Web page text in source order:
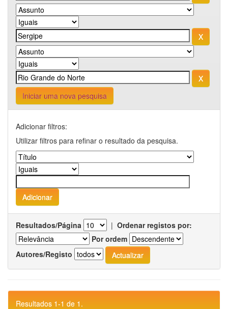
Iniciar uma nova pesquisa
Adicionar filtros:
Utilizar filtros para refinar o resultado da pesquisa.
Resultados/Página | Ordenar registos por:
Por ordem
Autores/Registo
Resultados 1-1 de 1.